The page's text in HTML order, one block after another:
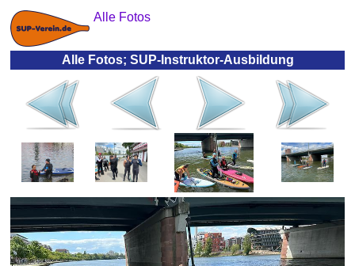
Alle Fotos
Alle Fotos; SUP-Instruktor-Ausbildung